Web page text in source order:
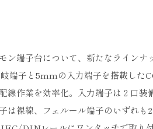
ン端子台について、新たなライン
端子と5mmの入力端子を搭載した
線作業を効率化。入力端子は２口
は裸線、フェルール端子のいずれ